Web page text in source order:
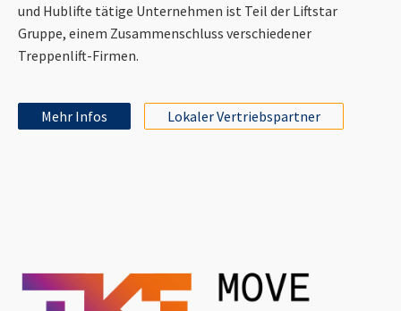
und Hublifte tätige Unternehmen ist Teil der Liftstar
Gruppe, einem Zusammenschluss verschiedener
Treppenlift-Firmen.
Mehr Infos Lokaler Vertriebspartner